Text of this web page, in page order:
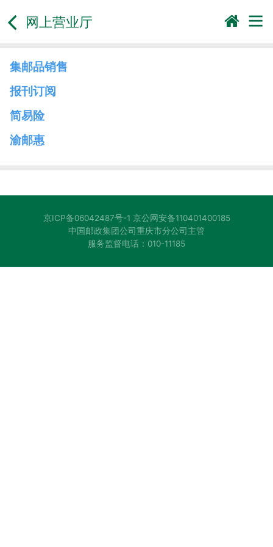
网上营业厅
集邮品销售
报刊订阅
简易险
渝邮惠
京ICP备06042487号-1 京公网安备110401400185
中国邮政集团公司重庆市分公司主管
服务监督电话：010-11185